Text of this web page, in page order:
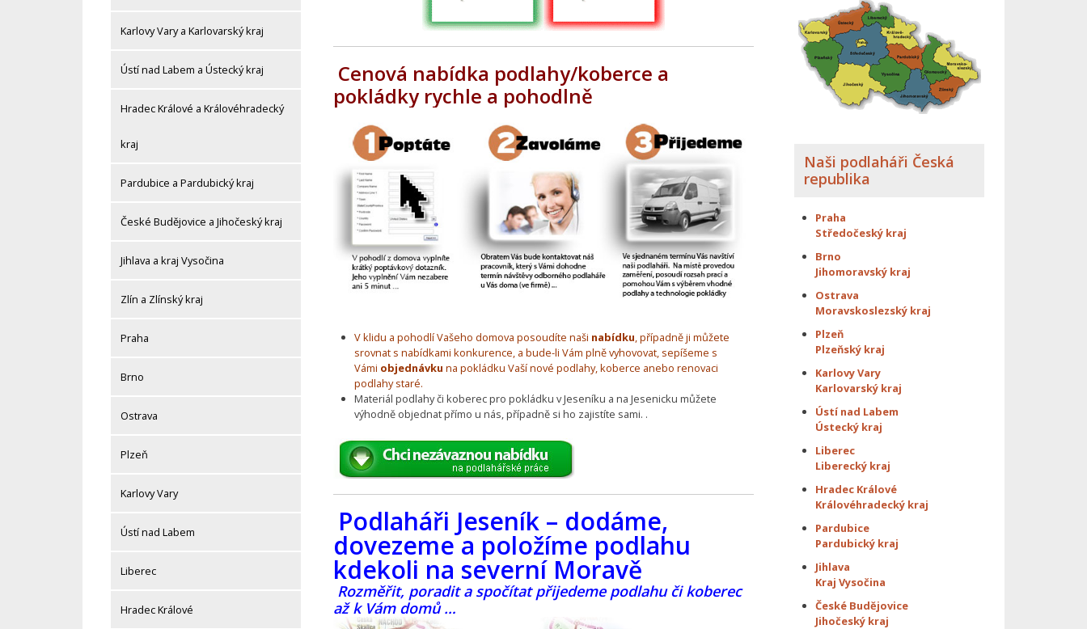
Karlovy Vary a Karlovarský kraj
Ústí nad Labem a Ústecký kraj
Hradec Králové a Královéhradecký
kraj
Pardubice a Pardubický kraj
České Budějovice a Jihočeský kraj
Jihlava a kraj Vysočina
Zlín a Zlínský kraj
Praha
Brno
Ostrava
Plzeň
Karlovy Vary
Ústí nad Labem
Liberec
Hradec Králové
Cenová nabídka podlahy/koberce a
pokládky rychle a pohodlně
V klidu a pohodlí Vašeho domova posoudíte naši nabídku, případně ji můžete
srovnat s nabídkami konkurence, a bude-li Vám plně vyhovovat, sepíšeme s
Vámi objednávku na pokládku Vaší nové podlahy, koberce anebo renovaci
podlahy staré.
Materiál podlahy či koberec pro pokládku v Jeseníku a na Jesenicku můžete
výhodně objednat přímo u nás, případně si ho zajistíte sami. .
Podlaháři Jeseník – dodáme,
dovezeme a položíme podlahu
kdekoli na severní Moravě
Rozměřit, poradit a spočítat přijedeme podlahu či koberec
až k Vám domů …
Naši podlaháři Česká
republika
Praha
Středočeský kraj
Brno
Jihomoravský kraj
Ostrava
Moravskoslezský kraj
Plzeň
Plzeňský kraj
Karlovy Vary
Karlovarský kraj
Ústí nad Labem
Ústecký kraj
Liberec
Liberecký kraj
Hradec Králové
Královéhradecký kraj
Pardubice
Pardubický kraj
Jihlava
Kraj Vysočina
České Budějovice
Jihočeský kraj